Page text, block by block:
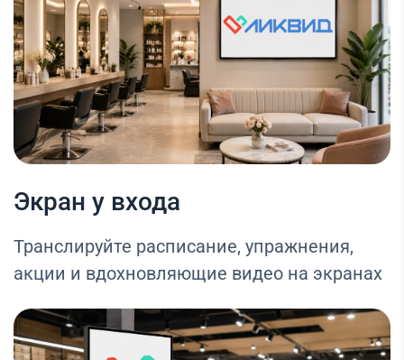
Экран у входа
Транслируйте расписание, упражнения,
акции и вдохновляющие видео на экранах